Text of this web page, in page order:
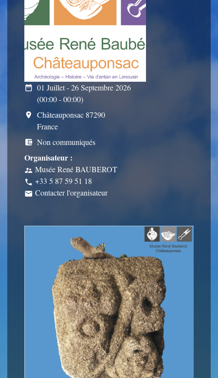
date_range 01 Juillet - 26 Septembre 2026
(00:00 - 00:00)
room
Châteauponsac 87290
France
account_balance_wallet Non communiqués
Organisateur :
supervisor_account Musée René BAUBEROT
phone +33 5 87 59 51 18
email Contacter l'organisateur